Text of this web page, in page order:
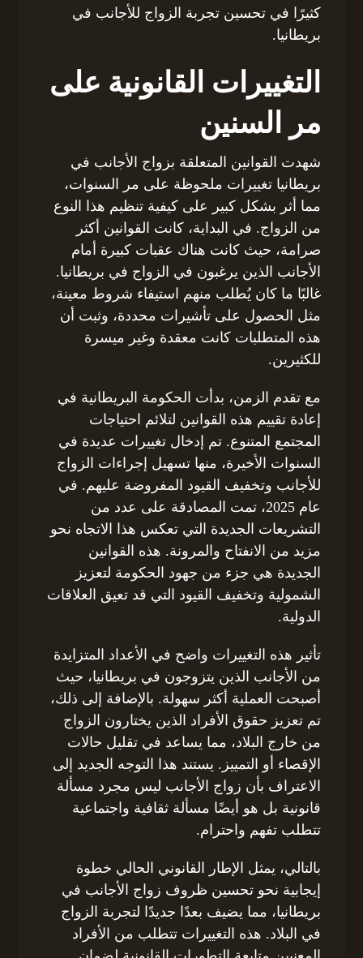
كثيرًا في تحسين تجربة الزواج للأجانب في
بريطانيا.
التغييرات القانونية على
مر السنين
شهدت القوانين المتعلقة بزواج الأجانب في
بريطانيا تغييرات ملحوظة على مر السنوات،
مما أثر بشكل كبير على كيفية تنظيم هذا النوع
من الزواج. في البداية، كانت القوانين أكثر
صرامة، حيث كانت هناك عقبات كبيرة أمام
الأجانب الذين يرغبون في الزواج في بريطانيا.
غالبًا ما كان يُطلب منهم استيفاء شروط معينة،
مثل الحصول على تأشيرات محددة، وثبت أن
هذه المتطلبات كانت معقدة وغير ميسرة
للكثيرين.
مع تقدم الزمن، بدأت الحكومة البريطانية في
إعادة تقييم هذه القوانين لتلائم احتياجات
المجتمع المتنوع. تم إدخال تغييرات عديدة في
السنوات الأخيرة، منها تسهيل إجراءات الزواج
للأجانب وتخفيف القيود المفروضة عليهم. في
عام 2025، تمت المصادقة على عدد من
التشريعات الجديدة التي تعكس هذا الاتجاه نحو
مزيد من الانفتاح والمرونة. هذه القوانين
الجديدة هي جزء من جهود الحكومة لتعزيز
الشمولية وتخفيف القيود التي قد تعيق العلاقات
الدولية.
تأثير هذه التغييرات واضح في الأعداد المتزايدة
من الأجانب الذين يتزوجون في بريطانيا، حيث
أصبحت العملية أكثر سهولة. بالإضافة إلى ذلك،
تم تعزيز حقوق الأفراد الذين يختارون الزواج
من خارج البلاد، مما يساعد في تقليل حالات
الإقصاء أو التمييز. يستند هذا التوجه الجديد إلى
الاعتراف بأن زواج الأجانب ليس مجرد مسألة
قانونية بل هو أيضًا مسألة ثقافية واجتماعية
تتطلب تفهم واحترام.
بالتالي، يمثل الإطار القانوني الحالي خطوة
إيجابية نحو تحسين ظروف زواج الأجانب في
بريطانيا، مما يضيف بعدًا جديدًا لتجربة الزواج
في البلاد. هذه التغييرات تتطلب من الأفراد